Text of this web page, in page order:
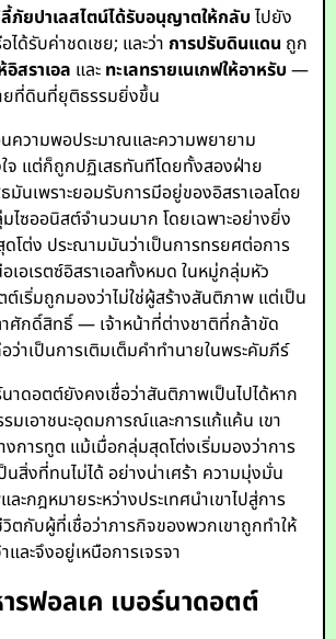
ภัยปาเลสไตน์ได้รับอนุญาตให้กลับ ไปยัง
ได้รับค่าชดเชย; และว่า การปรับดินแดน ถูก
อิสราเอล และ ทะเลทรายเนเกฟให้อาหรับ —
ยที่ดินที่ยุติธรรมยิ่งขึ้น
ความพอประมาณและความพยายาม
จ แต่ก็ถูกปฏิเสธทันทีโดยทั้งสองฝ่าย
มันเพราะยอมรับการมีอยู่ของอิสราเอลโดย
ไซออนิสต์จำนวนมาก โดยเฉพาะอย่างยิ่ง
โต่ง ประณามมันว่าเป็นการทรยศต่อการ
เอเรตซ์อิสราเอลทั้งหมด ในหมู่กลุ่มหัว
เริ่มถูกมองว่าไม่ใช่ผู้สร้างสันติภาพ แต่เป็น
ศักดิ์สิทธิ์ — เจ้าหน้าที่ต่างชาติที่กล้าขัด
ว่าเป็นการเติมเต็มคำทำนายในพระคัมภีร์
าดอตต์ยังคงเชื่อว่าสันติภาพเป็นไปได้หาก
มเอาชนะอุดมการณ์และการแก้แค้น เขา
งการทูต แม้เมื่อกลุ่มสุดโต่งเริ่มมองว่าการ
นสิ่งที่ทนไม่ได้ อย่างน่าเศร้า ความมุ่งมั่น
ะกฎหมายระหว่างประเทศนำเขาไปสู่การ
กับผู้ที่เชื่อว่าภารกิจของพวกเขาถูกทำให้
ละจึงอยู่เหนือการเจรจา
รฟอลเค เบอร์นาดอตต์